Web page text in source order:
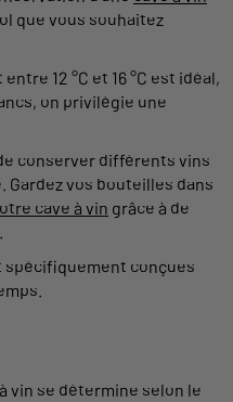
que vous souhaitez
12 °C et 16 °C est idéal,
on privilégie une
conserver différents vins
. Gardez vos bouteilles dans
cave à vin grâce à de
.
spécifiquement conçues
à vin se détermine selon le